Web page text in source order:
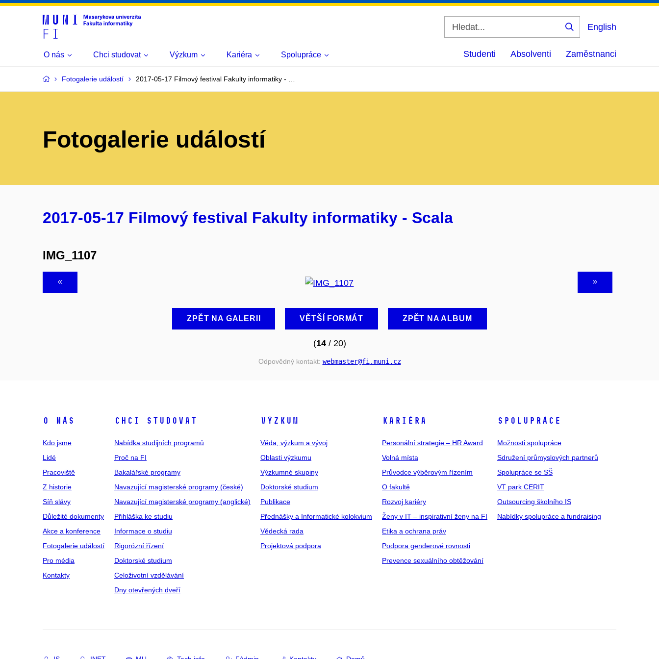
Vyhledat
English
O nás Chci studovat Výzkum Kariéra Spolupráce Studenti Absolventi Zaměstnanci
Fotogalerie událostí 2017-05-17 Filmový festival Fakulty informatiky - …
Fotogalerie událostí
2017-05-17 Filmový festival Fakulty informatiky - Scala
IMG_1107
ZPĚT NA GALERII VĚTŠÍ FORMÁT ZPĚT NA ALBUM
(14/ 20)
Odpovědný kontakt: webmaster@fi .muni .cz
O NÁS
Kdo jsme
Lidé
Pracoviště
Z historie
Síň slávy
Důležité dokumenty
Akce a konference
Fotogalerie událostí
Pro média
Kontakty
CHCI STUDOVAT
Nabídka studijních programů
Proč na FI
Bakalářské programy
Navazující magisterské programy (české)
Navazující magisterské programy (anglické)
Přihláška ke studiu
Informace o studiu
Rigorózní řízení
Doktorské studium
Celoživotní vzdělávání
Dny otevřených dveří
VÝZKUM
Věda, výzkum a vývoj
Oblasti výzkumu
Výzkumné skupiny
Doktorské studium
Publikace
Přednášky a Informatické kolokvium
Vědecká rada
Projektová podpora
KARIÉRA
Personální strategie – HR Award
Volná místa
Průvodce výběrovým řízením
O fakultě
Rozvoj kariéry
Ženy v IT – inspirativní ženy na FI
Etika a ochrana práv
Podpora genderové rovnosti
Prevence sexuálního obtěžování
SPOLUPRÁCE
Možnosti spolupráce
Sdružení průmyslových partnerů
Spolupráce se SŠ
VT park CERIT
Outsourcing školního IS
Nabídky spolupráce a fundraising